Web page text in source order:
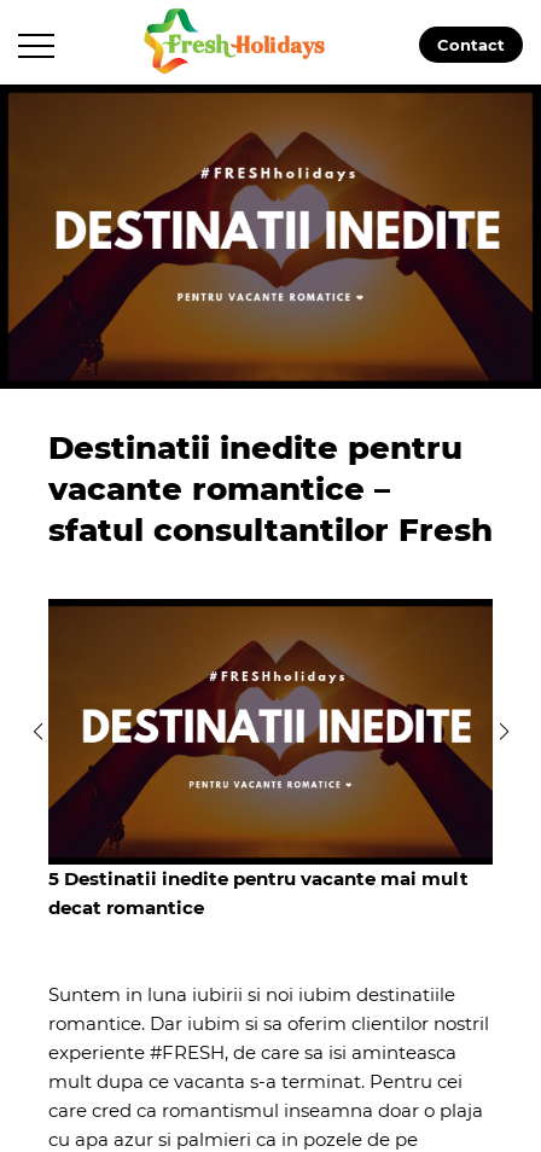
Contact
Destinatii inedite pentru
vacante romantice –
sfatul consultantilor Fresh
5 Destinatii inedite pentru vacante mai mult
decat romantice
Suntem in luna iubirii si noi iubim destinatiile
romantice. Dar iubim si sa oferim clientilor nostril
experiente #FRESH, de care sa isi aminteasca
mult dupa ce vacanta s-a terminat. Pentru cei
care cred ca romantismul inseamna doar o plaja
cu apa azur si palmieri ca in pozele de pe